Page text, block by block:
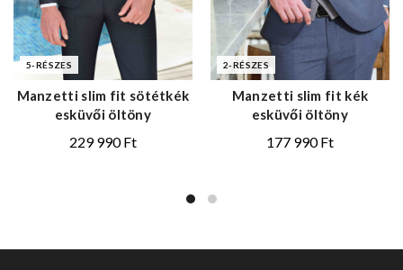
5-RÉSZES
Manzetti slim fit sötétkék
esküvői öltöny
229 990Ft
2-RÉSZES
Manzetti slim fit kék
esküvői öltöny
177 990Ft